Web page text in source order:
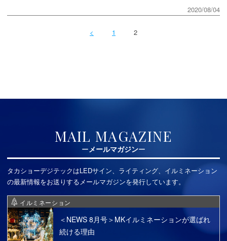
2020/08/04
< 1 2
MAIL MAGAZINE
メールマガジン
タカショーデジテックはLEDサイン、ライティング、イルミネーション
の最新情報をお送りするメールマガジンを発行しています。
イルミネーション
＜NEWS 8月号＞MKイルミネーションが選ばれ
続ける理由